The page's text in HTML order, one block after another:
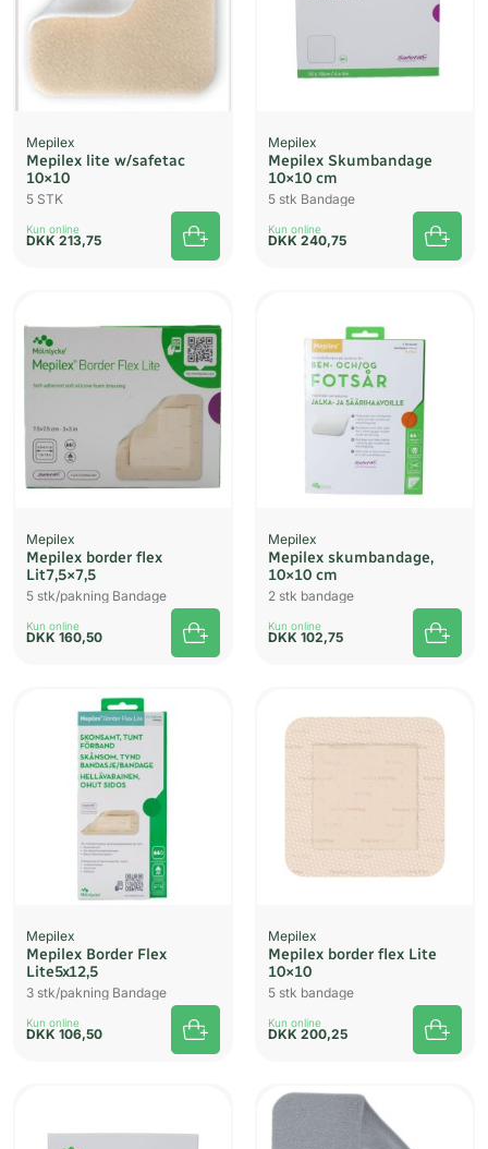
Mepilex
Mepilex lite w/safetac
10×10
5 STK
Kun online
DKK 213,75
Mepilex
Mepilex Skumbandage
10×10 cm
5 stk Bandage
Kun online
DKK 240,75
Mepilex
Mepilex border flex
Lit7,5×7,5
5 stk/pakning Bandage
Kun online
DKK 160,50
Mepilex
Mepilex skumbandage,
10×10 cm
2 stk bandage
Kun online
DKK 102,75
Mepilex
Mepilex Border Flex
Lite5x12,5
3 stk/pakning Bandage
Kun online
DKK 106,50
Mepilex
Mepilex border flex Lite
10×10
5 stk bandage
Kun online
DKK 200,25